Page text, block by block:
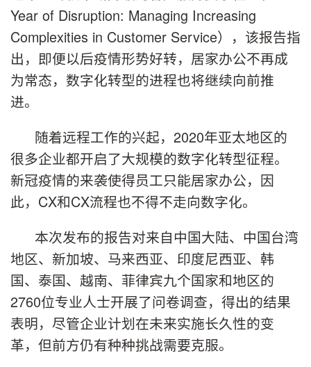
Year of Disruption: Managing Increasing
Complexities in Customer Service），该报告指
出，即便以后疫情形势好转，居家办公不再成
为常态，数字化转型的进程也将继续向前推
进。
随着远程工作的兴起，2020年亚太地区的
很多企业都开启了大规模的数字化转型征程。
新冠疫情的来袭使得员工只能居家办公，因
此，CX和CX流程也不得不走向数字化。
本次发布的报告对来自中国大陆、中国台湾
地区、新加坡、马来西亚、印度尼西亚、韩
国、泰国、越南、菲律宾九个国家和地区的
2760位专业人士开展了问卷调查，得出的结果
表明，尽管企业计划在未来实施长久性的变
革，但前方仍有种种挑战需要克服。